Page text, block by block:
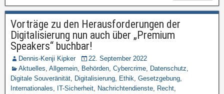
Vorträge zu den Herausforderungen der
Digitalisierung nun auch über „Premium
Speakers“ buchbar!
Dennis-Kenji Kipker
22. September 2022
Aktuelles, Allgemein, Behörden, Cybercrime, Datenschutz,
Digitale Souveränität, Digitalisierung, Ethik, Gesetzgebung,
Internationales, IT-Sicherheit, Nachrichtendienste, Recht,